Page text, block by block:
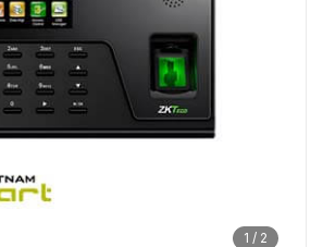
1 / 2